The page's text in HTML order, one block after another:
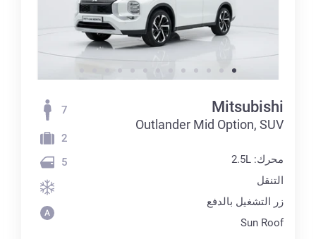
Mitsubishi
Outlander Mid Option, SUV
محرك: 2.5L
التنقل
زر التشغيل بالدفع
Sun Roof
7
2
5